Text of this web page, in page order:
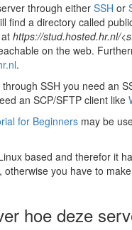
through either SSH or
find a directory called
https://stud.hosted.hr.nl/
on the web.
.
SSH you need an
an SCP/SFTP client like
for Beginners may be
based and therefor it
otherwise you have to
hoe deze